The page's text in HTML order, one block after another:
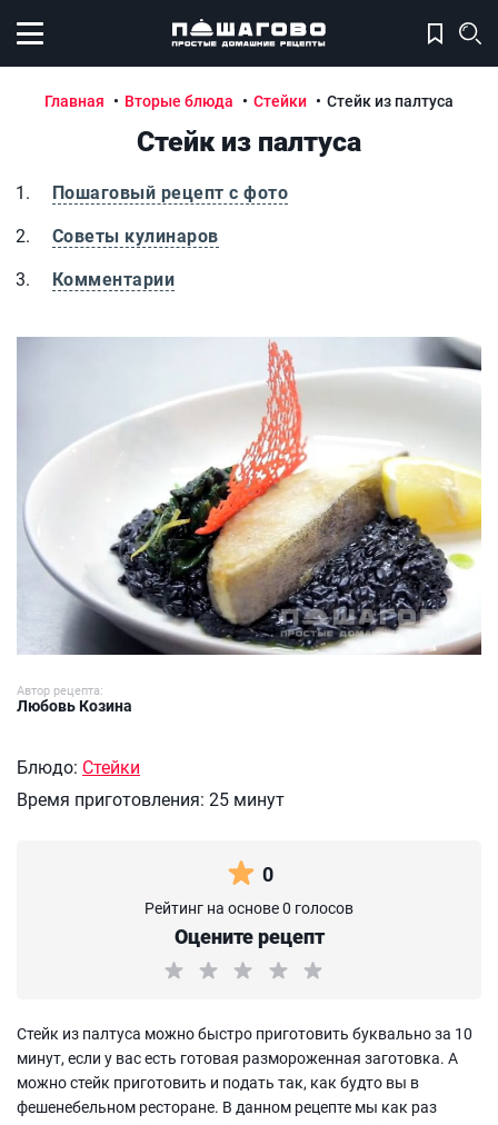
Открыть меню
Главная Вторые блюда Стейки Стейк из палтуса
Стейк из палтуса
Пошаговый рецепт с фото
Советы кулинаров
Комментарии
Автор рецепта:
Любовь Козина
Блюдо: Стейки
Время приготовления: 25 минут
0
Рейтинг на основе 0 голосов
Оцените рецепт
Стейк из палтуса можно быстро приготовить буквально за 10
минут, если у вас есть готовая размороженная заготовка. А
можно стейк приготовить и подать так, как будто вы в
фешенебельном ресторане. В данном рецепте мы как раз